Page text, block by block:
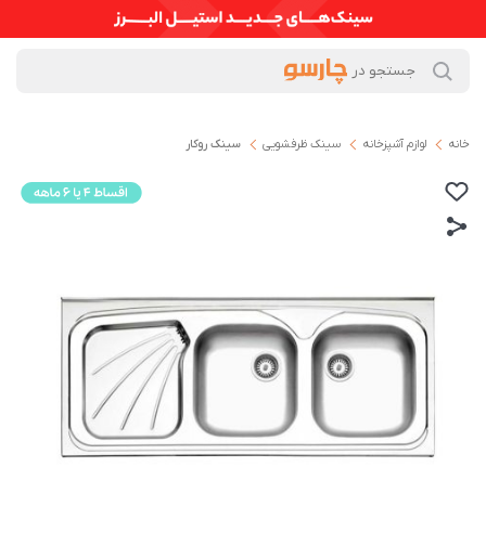
خانه لوازم آشپزخانه سینک ظرفشویی سینک روکار